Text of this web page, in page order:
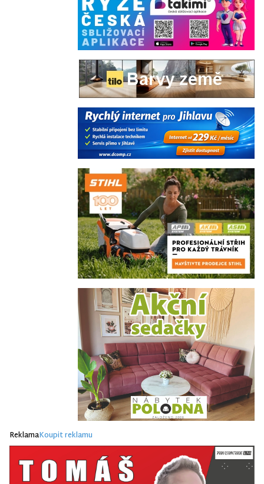
ReklamaKoupit reklamu